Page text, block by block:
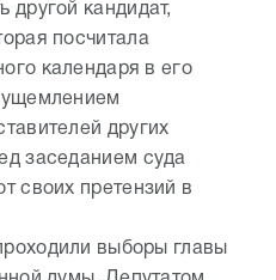
другой кандидат,
посчитала
календаря в его
ущемлением
других
заседанием суда
своих претензий в
выборы главы